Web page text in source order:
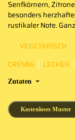
Senfkörnern,
besonders
rustikaler Note.
VEGETARISCH
CREMIG
LECKER
Zutaten
Kostenloses Muster